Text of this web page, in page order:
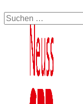
Inhalt
springen